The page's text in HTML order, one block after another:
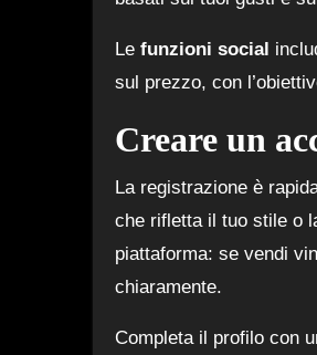
Le funzioni social
sul prezzo, con
Creare un
La registrazione è
che rifletta il tuo stile o
piattaforma: se vendi
chiaramente.
Completa il profilo con